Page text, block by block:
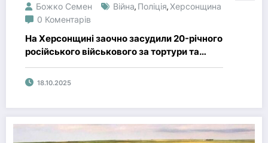
Божко Семен Війна, Поліція,Херсонщина
0 Коментарів
На Херсонщині заочно засудили 20-річного
російського військового за тортури та
смерть ув’язненого
18.10.2025